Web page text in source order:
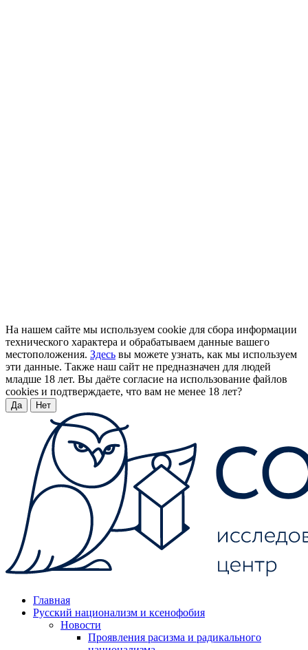
На нашем сайте мы используем cookie для сбора информации
технического характера и обрабатываем данные вашего
местоположения. Здесь вы можете узнать, как мы используем
эти данные. Также наш сайт не предназначен для людей
младше 18 лет. Вы даёте согласие на использование файлов
cookies и подтверждаете, что вам не менее 18 лет?
Да Нет
Главная
Русский национализм и ксенофобия
Новости
Проявления расизма и радикального